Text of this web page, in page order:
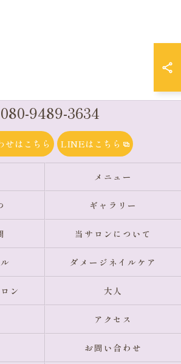
080-9489-3634
せはこちら LINEはこちら
メニュー
ギャラリー
当サロンについて
ダメージネイルケア
ン 大人
アクセス
お問い合わせ